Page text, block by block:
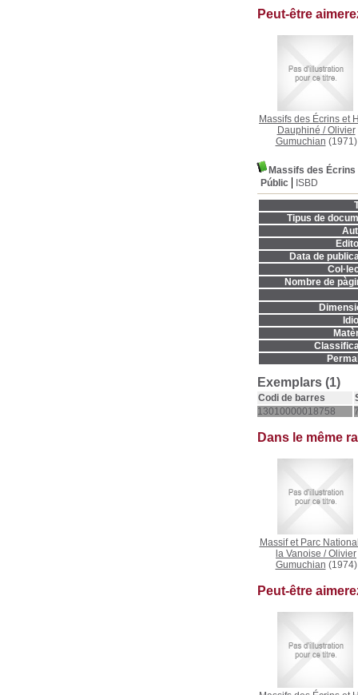
Peut-être
Massifs des Écrins et
Dauphiné /Olivier
Gumuchian (1971)
Massifs des
Públic
ISBD
Tipus de
Data de
Nombre de
Exemplars (1)
Codi de barres
13010000018758
Dans le même
Massif et Parc
la Vanoise /Olivier
Gumuchian (1974)
Peut-être